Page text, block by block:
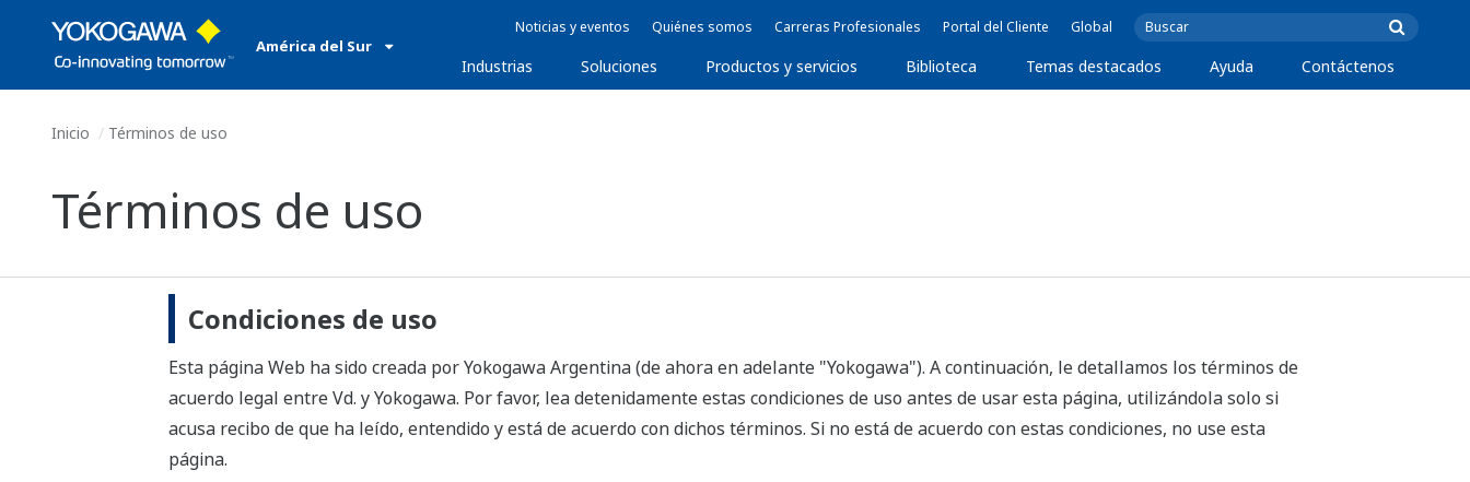
América del Sur
Noticias y eventos Quiénes somos Carreras Profesionales Portal del Cliente Global
Industrias Soluciones Productos y servicios Biblioteca Temas destacados Ayuda Contáctenos
Inicio Términos de uso
Términos de uso
Condiciones de uso
Esta página Web ha sido creada por Yokogawa Argentina (de ahora en adelante "Yokogawa"). A continuación, le detallamos los términos de
acuerdo legal entre Vd. y Yokogawa. Por favor, lea detenidamente estas condiciones de uso antes de usar esta página, utilizándola solo si
acusa recibo de que ha leído, entendido y está de acuerdo con dichos términos. Si no está de acuerdo con estas condiciones, no use esta
página.